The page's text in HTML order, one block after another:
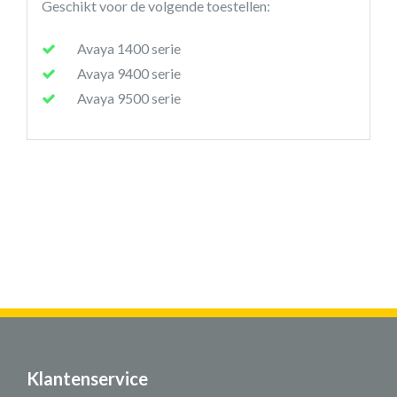
Geschikt voor de volgende toestellen:
Avaya 1400 serie
Avaya 9400 serie
Avaya 9500 serie
Klantenservice